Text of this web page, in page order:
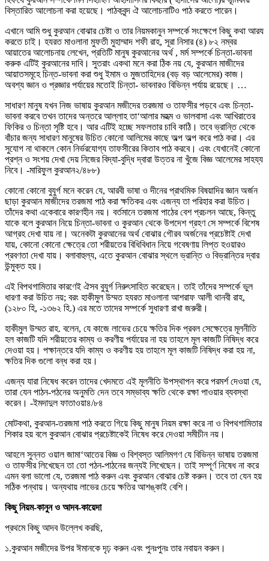
বিস্তারিত আলোচনা করা হয়েছে। পাঠকবৃন্দ ঐ আলোচনাটিও পাঠ করতে পারেন।
এখানে আমি শুধু কুরআন বোঝার চেষ্টা ও তার নিয়মকানুন সম্পর্কে সংক্ষেপে কিছু কথা আরয
করতে চাই। হযরত মাওলানা মুফতী মুহাম্মাদ শফী রাহ, সূরা নিসার (৪) ৮২ নম্বর
আয়াতের আলোচনায় লেখেন, প্রতিটি মানুষ কুরআনের অর্থ , মর্ম সম্পর্কে চিন্তা-ভাবনা
করুক এটিই কুরআনের দাবি। সুতরাং একথা মনে করা ঠিক নয় যে, কুরআন মাজীদের
আয়াতসমূহে চিন্ত-ভাবনা করা শুধু ইমাম ও মুজতাহিদের (বড় বড় আলেমের) কাজ।
অবশ্য জ্ঞান ও প্রজ্ঞার পর্যায়ের মতোই চিন্তা- ভাবনারও বিভিন্ন পর্যায় রয়েছে। …
সাধারণ মানুষ যখন নিজ ভাষায় কুরআন মজীদের তরজমা ও তাফসীর পড়বে এবং চিন্তা-
ভাবনা করবে তখন তাদের অন্তরে আল্লাহ তা‘আলার মহত্ম ও ভালবাসা এবং আখিরাতের
ফিকির ও চিন্তা সৃষ্টি হবে। আর এটিই হচ্ছে সফলতার চাবি কাঠি। তবে ভ্রান্তি থেকে
বাঁচার জন্য সাধারণ মানুষের উচিত কোনো আলিমের কাছে অল্প অল্প করে পাঠ করা। এর
সুযোগ না থাকলে কোন নির্ভরযোগ্য তাফসীরের কিতাব পাঠ করবে। এবং যেখানেই কোনো
প্রশ্ন ও সংশয় দেখা দেয় নিজের বিদ্যা-বুদ্ধি দ্বারা উত্তর না খুঁজে বিজ্ঞ আলেমের সাহয্য
নিবে। -মারিফুল কুরআন২/৪৮৮)
কোনো কোনো বুযুর্গ মনে করেন যে, আরবী ভাষা ও দীনের প্রাথমিক বিষয়াদির জ্ঞান অর্জন
ছাড়া কুরআন মাজীদের তরজমা পাঠ করা ক্ষতিকর এবং এজন্য তা পরিহার করা উচিত।
তাঁদের কথা একেবারে কারণহীন নয়। বর্তমানে তরজমা পাঠের বেশ প্রচলন আছে, কিন্তু
যাকে বলে কুরআন নিয়ে চিন্তা-ভাবনা ও কুরআন থেকে উপদেশ গ্রহণ সে সম্পর্কে বিশেষ
আগ্রহ দেখা যায় না। অনেকটা কুরআনের অর্থ বোঝার গৌরব অর্জনের প্রচেষ্টাই দেখা
যায়, কোনো কোনো ক্ষেত্রে তো শরীয়তের বিধিবিধান নিয়ে গবেষণায় লিপ্ত হওয়ারও
প্রবণতা দেখা যায়। বলাবাহুল্য, এতে কুরআন বোঝার স্থলে ভ্রান্তি ও বিভ্রান্তির দ্বার
উন্মুক্ত হয়।
এই বিপথগামিতার কারণেই ঐসব বুযুর্গ নিরুৎসাহিত করেছেন। তাই তাঁদের সম্পর্কে ভুল
ধারণা করা উচিত নয়; বরং হাকীমুল উম্মত হযরত মাওলানা আশরাফ আলী থানবী রাহ,
(১২৮০ হি, -১৩৬২ হি.) এর মতে তাদের সম্পর্কে সুধারণা রাখা জরুরী।
হাকীমুল উম্মত রাহ. বলেন, যে কাজে লাভের চেয়ে ক্ষতির দিক প্রবল সেক্ষেত্রে মূলনীতি
হল কাজটি যদি শরীয়তের কাম্য ও করণীয় পর্যায়ের না হয় তাহলে মূল কাজটি নিষিদ্ধ করে
দেওয়া হয়। পক্ষান্তরে যদি কাম্য ও করণীয় হয় তাহলে মূল কাজটি নিষিদ্ধ করা হয় না,
ক্ষতির দিক গুলো বন্ধ করা হয়।
এজন্য যারা নিষেধ করেন তাদের খেদমতে এই মূলনীতি উপস্থাপন করে পরমর্শ দেওয়া যে,
তারা যেন পাঠন-পঠনের অনুমতি দেন তবে সম্ভাব্য ক্ষতি থেকে রক্ষা পাওয়ার ব্যবস্থা
করেন। -ইমদাদুল ফাতাওয়া৪/৮৪
মোটকথা, কুরআন-তরজমা পাঠ করতে গিয়ে কিছু মানুষ নিয়ম রক্ষা করে না ও বিপথগামিতার
শিকার হয় বলে কুরআন বোঝার প্রচেষ্টাকেই নিষেধ করে দেওয়া সমীচীন নয়।
আহলে সুন্নত ওয়াল জামা‘আতের বিজ্ঞ ও বিশ্বস্ত আলিমগণ যে বিভিন্ন ভাষায় তরজমা
ও তাফসীর লিখেছেন তা তো পঠন-পাঠনের জন্যই লিখেছেন। তাই সম্পূর্ণ নিষেধ না করে
এমন বলা ভালো যে, তরজমা পাঠ করুন এবং কুরআন বোঝার চেষ্ট করুন। তবে তা যেন হয়
সঠিক পন্থায়। অন্যথায় লাভের চেয়ে ক্ষতির আশঙ্কাই বেশি।
কিছু নিয়ম-কানুন ও আদব-কায়েদা
প্রথমে কিছু আদব উল্লেখ করছি,
১.কুরআন মজীদের উপর ঈমানকে দৃঢ় করুন এবং পুনঃপুনঃ তার নবায়ন করুন।